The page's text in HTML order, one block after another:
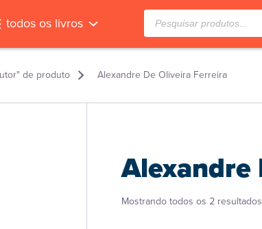
todos os livros Pesquisar
produtos
de produto Alexandre De Oliveira Ferreira
Alexandre
Mostrando todos os 2 resultados